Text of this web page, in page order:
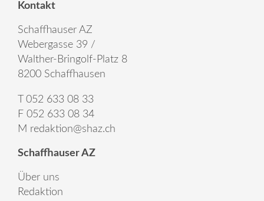
Kontakt
Schaffhauser AZ
Webergasse 39 /
Walther-Bringolf-Platz 8
8200 Schaffhausen
T 052 633 08 33
F 052 633 08 34
M redaktion@shaz.ch
Schaffhauser AZ
Über uns
Redaktion